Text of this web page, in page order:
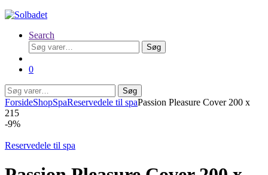
Search
Søg
efter:
Søg
0
Søg
efter:
Søg
ForsideShopSpaReservedele til spaPassion Pleasure Cover 200 x
215
-9%
Reservedele til spa